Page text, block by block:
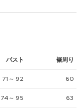
バスト 裾周り
71～92 60
74～95 63